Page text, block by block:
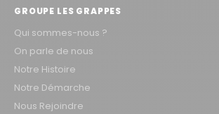
GROUPE LES GRAPPES
Qui sommes-nous ?
On parle de nous
Notre Histoire
Notre Démarche
Nous Rejoindre